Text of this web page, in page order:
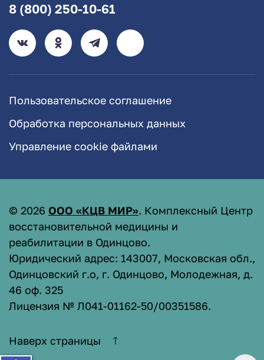
8 (800) 250-10-61
Пользовательское соглашение
Обработка персональных данных
Управление cookie файлами
© 2026 ООО «КЦВ МИР». Комплексный Центр
восстановительной медицины и
реабилитации в Одинцово.
Юридический адрес: 143007, Московская обл.,
Одинцовский г.о, г. Одинцово, Молодежная, д.
46 оф. 325
Лицензия № Л041-01162-50/00351586.
Наверх страницы